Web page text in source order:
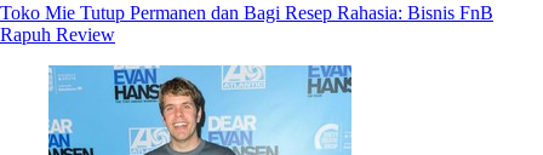
Toko Mie Tutup Permanen dan Bagi Resep Rahasia: Bisnis FnB
Rapuh Review